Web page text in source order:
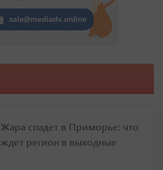
Жара спадет в Приморье: что
ждет регион в выходные